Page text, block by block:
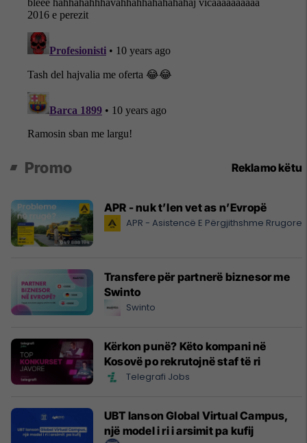
Promo Reklamo këtu
APR - nuk t’len vet as n’Evropë
APR - Asistencë E Përgjithshme Rrugore
Transfere për partnerë biznesor me
Swinto
Swinto
Kërkon punë? Këto kompani në
Kosovë po rekrutojnë staf të ri
Telegrafi Jobs
UBT lanson Global Virtual Campus,
një model i ri i arsimit pa kufij